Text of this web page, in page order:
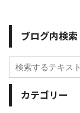
ブログ内検索
カテゴリー